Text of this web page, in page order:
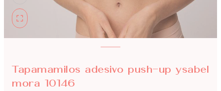
Tapamamilos adesivo push-up ysabel
mora 10146